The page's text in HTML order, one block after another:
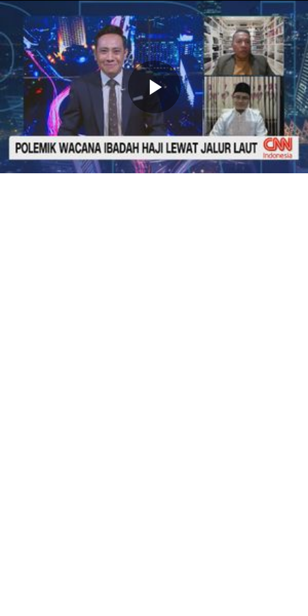
Memutarkan
Video